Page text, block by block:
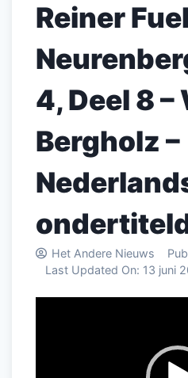
Reiner
4, Deel 8 –
Bergholz –
Het Andere Nieuws
Last Updated On: 13 juni